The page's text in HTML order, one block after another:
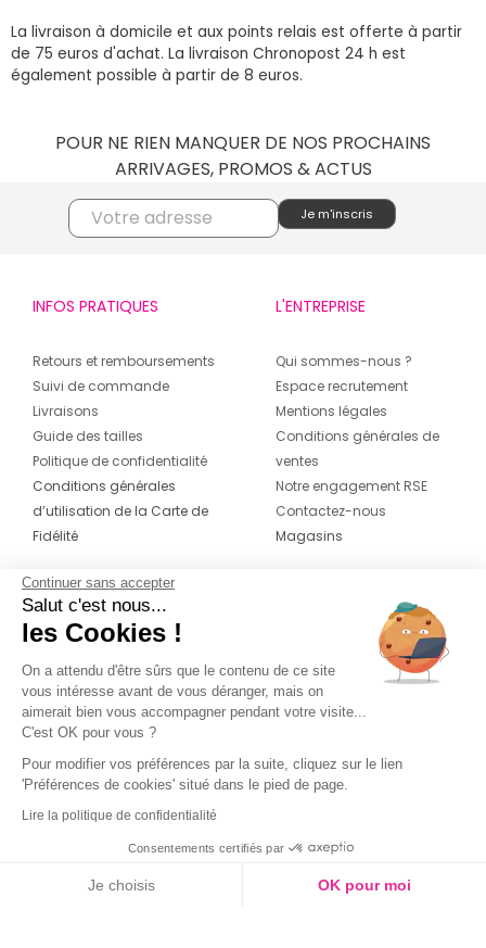
La livraison à domicile et aux points relais est offerte à partir
de 75 euros d'achat. La livraison Chronopost 24 h est
également possible à partir de 8 euros.
POUR NE RIEN MANQUER DE NOS PROCHAINS
ARRIVAGES, PROMOS & ACTUS
INFOS PRATIQUES
Retours et remboursements
Suivi de commande
Livraisons
Guide des tailles
Politique de confidentialité
Conditions générales
d’utilisation de la Carte de
Fidélité
L'ENTREPRISE
Qui sommes-nous ?
Espace recrutement
Mentions légales
Conditions générales de
ventes
Notre engagement RSE
Contactez-nous
Magasins
CONTACT
04 42 20 78 42
Du lundi au jeudi de 8h30 à 16h30 & le
vendredi de 8h30 à 15h30
Continuer sans accepter
Salut c'est nous...
les Cookies !
On a attendu d'être sûrs que le contenu de ce site
vous intéresse avant de vous déranger, mais on
aimerait bien vous accompagner pendant votre visite...
C'est OK pour vous ?
Pour modifier vos préférences par la suite, cliquez sur le lien
'Préférences de cookies' situé dans le pied de page.
Lire la politique de confidentialité
Consentements certifiés par
Je choisis OK pour moi